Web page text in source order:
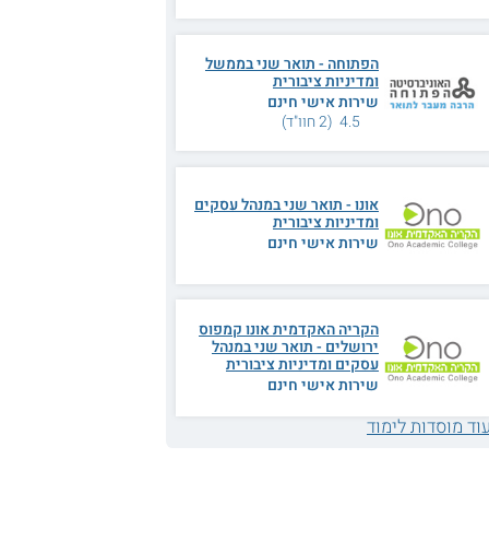
הפתוחה - תואר שני בממשל
ומדיניות ציבורית
שירות אישי חינם
4.5 (2 חוו"ד)
אונו - תואר שני במנהל עסקים
ומדיניות ציבורית
שירות אישי חינם
הקריה האקדמית אונו קמפוס
ירושלים - תואר שני במנהל
עסקים ומדיניות ציבורית
שירות אישי חינם
מוסדות לימוד